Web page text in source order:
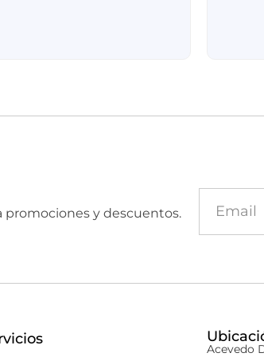
promociones y descuentos.
Acevedo